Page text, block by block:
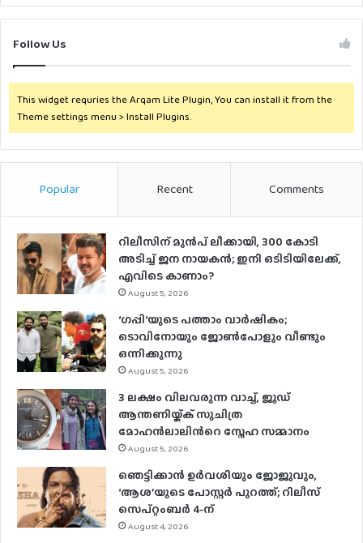
Follow Us
This widget requries the Arqam Lite Plugin, You can install it from the
Theme settings menu > Install Plugins.
Popular Recent Comments
റിലീസിന് മുൻപ് ലീക്കായി, 300 കോടി
അടിച്ച് ജന നായകൻ; ഇനി ഒടിടിയിലേക്ക്,
എവിടെ കാണാം?
August 5, 2026
‘ഗപ്പി‘യുടെ പത്താം വാർഷികം;
ടൊവിനോയും ജോൺപോളും വീണ്ടും
ഒന്നിക്കുന്നു
August 5, 2026
3 ലക്ഷം വിലവരുന്ന വാച്ച്, ജൂഡ്
ആന്തണിയ്ക്ക് സുചിത്ര
മോഹൻലാലിൻറെ സ്നേഹ സമ്മാനം
August 5, 2026
ഞെട്ടിക്കാൻ ഉർവശിയും ജോജുവും,
‘ആശ’യുടെ പോസ്റ്റർ പുറത്ത്; റിലീസ്
സെപ്റ്റംബർ 4-ന്
August 4, 2026